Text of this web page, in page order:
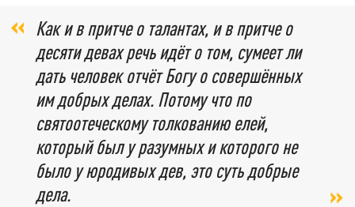
Как и в притче о талантах, и в притче о
десяти девах речь идёт о том, сумеет ли
дать человек отчёт Богу о совершённых
им добрых делах. Потому что по
святоотеческому толкованию елей,
который был у разумных и которого не
было у юродивых дев, это суть добрые
дела.